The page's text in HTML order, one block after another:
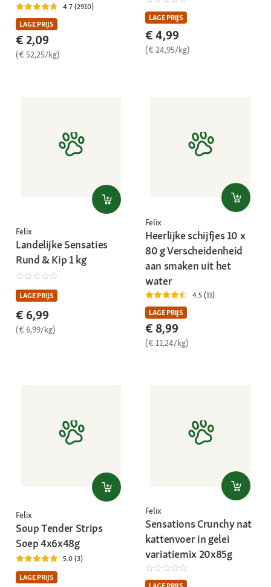
4.7 (2910)
LAGE PRIJS
€ 2,09
(€ 52,25/kg)
LAGE PRIJS
€ 4,99
(€ 24,95/kg)
Felix
Landelijke Sensaties
Rund & Kip 1 kg
LAGE PRIJS
€ 6,99
(€ 6,99/kg)
Felix
Heerlijke schijfjes 10 x
80 g Verscheidenheid
aan smaken uit het
water
4.5 (11)
LAGE PRIJS
€ 8,99
(€ 11,24/kg)
Felix
Soup Tender Strips
Soep 4x6x48g
5.0 (3)
LAGE PRIJS
Felix
Sensations Crunchy nat
kattenvoer in gelei
variatiemix 20x85g